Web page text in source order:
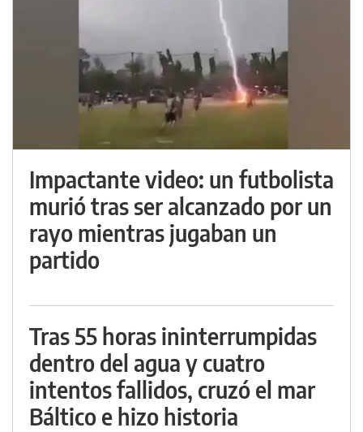
Impactante video: un futbolista
murió tras ser alcanzado por un
rayo mientras jugaban un
partido
Tras 55 horas ininterrumpidas
dentro del agua y cuatro
intentos fallidos, cruzó el mar
Báltico e hizo historia